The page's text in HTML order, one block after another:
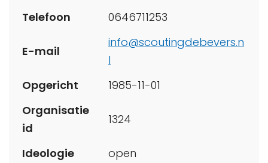
Telefoon
0646711253
E-mail
info@scoutingdebevers.n
l
Opgericht
1985-11-01
Organisatie
id
1324
Ideologie
open